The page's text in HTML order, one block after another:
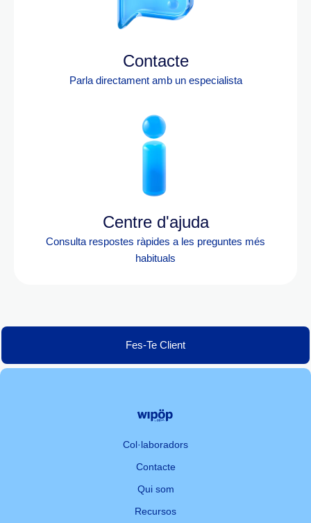
Contacte
Parla directament amb un especialista
Centre d'ajuda
Consulta respostes ràpides a les preguntes més
habituals
Fes-Te Client
Col·laboradors
Contacte
Qui som
Recursos